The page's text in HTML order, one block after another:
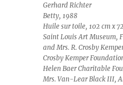
Gerhard Richter
Betty, 1988
Huile sur toile, 102 cm x
Saint Louis Art Museum,
and Mrs. R. Crosby
Crosby Kemper
Helen Baer Charitable
Mrs. Van-Lear Black III,